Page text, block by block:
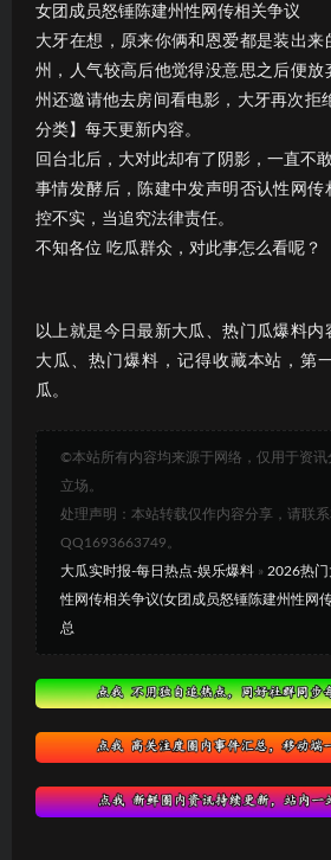
女团成员怒锤陈建州性网传相关争议
大牙在想，原来你俩和恩爱都是装出来
州，人气较高后他觉得没意思之后便放
州还邀请他去房间看电影，大牙再次拒
分类】每天更新内容。
回台北后，大对此却有了阴影，一直不
事情发酵后，陈建中发声明否认性网传
控不实，当追究法律责任。
不知各位 吃瓜群众，对此事怎么看呢？
以上就是今日最新大瓜、热门瓜爆料
大瓜、热门爆料，记得收藏本站，第
瓜。
©本站所有内容均来源于网络，仅用于资
立场。
处理声明：本站转载仅作内容分享，请联
QQ1693663749。
大瓜实时报-每日热点-娱乐爆料 » 2026热
性网传相关争议(女团成员怒锤陈建州性网
总